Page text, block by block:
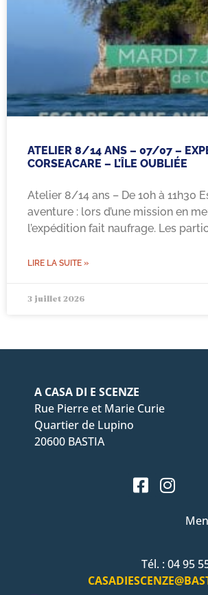
ATELIER 8/14 ANS – 07/07 –
CORSEACARE – L’ÎLE OUBLIÉE
Atelier 8/14 ans – De 10h à 11h30
aventure : lors d’une mission en
l’expédition fait naufrage. Les
LIRE LA SUITE »
3 juillet 2026
A CASA DI E SCENZE
Rue Pierre et Marie Curie
Quartier de Lupino
20600 BASTIA
Tél. : 04 95